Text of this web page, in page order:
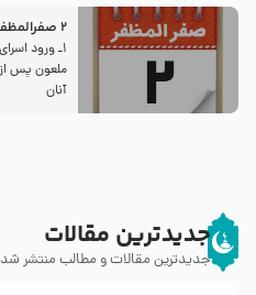
2 صفرالمظفر
1ـ ورود
ملعون پس از
آنان
جدیدترین مقالات
جدیدترین مقالات و مطالب منتشر